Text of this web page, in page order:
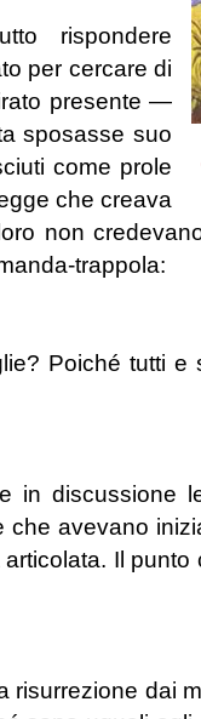
rispondere
per cercare di
presente —
sposasse suo
come prole
che creava
non
trappola:
Poiché tutti e
in discussione
avevano
Il
risurrezione dai